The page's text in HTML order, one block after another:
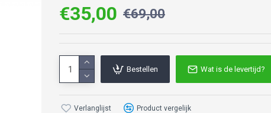
€35,00 €69,00
Bestellen Wat is de levertijd?
Verlanglijst Product vergelijk